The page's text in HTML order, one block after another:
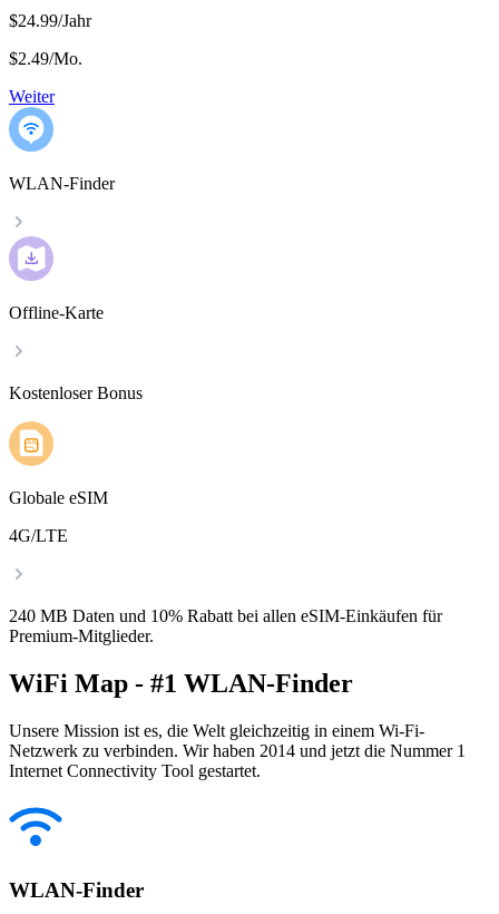
$24.99/Jahr
$2.49/Mo.
Weiter
WLAN-Finder
Offline-Karte
Kostenloser Bonus
Globale eSIM
4G/LTE
240 MB Daten und 10% Rabatt bei allen eSIM-Einkäufen für
Premium-Mitglieder.
WiFi Map - #1 WLAN-Finder
Unsere Mission ist es, die Welt gleichzeitig in einem Wi-Fi-
Netzwerk zu verbinden. Wir haben 2014 und jetzt die Nummer 1
Internet Connectivity Tool gestartet.
WLAN-Finder